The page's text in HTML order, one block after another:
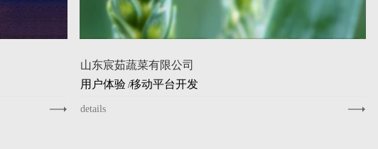
山东宸茹蔬菜有限公司
用户体验 /移动平台开发
details